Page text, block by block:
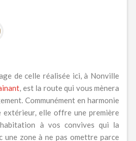
de celle réalisée ici, à Nonville
, est la route qui vous mènera
Communément en harmonie
elle offre une première
à vos convives qui la
une zone à ne pas omettre parce